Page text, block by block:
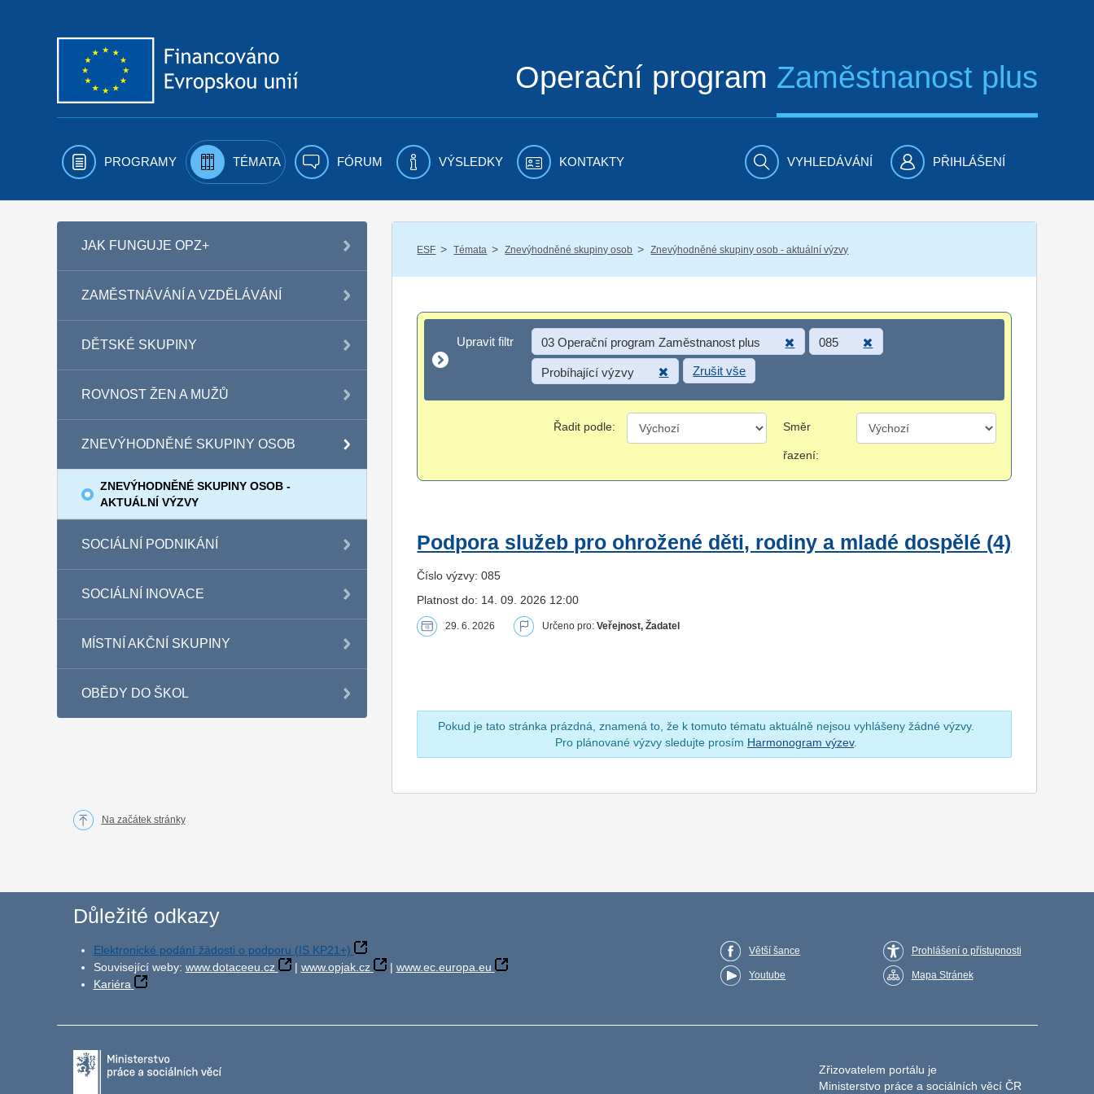
Operační program Zaměstnanost plus
PROGRAMY TÉMATA FÓRUM VÝSLEDKY KONTAKTY VYHLEDÁVÁNÍ PŘIHLÁŠENÍ
JAK FUNGUJE OPZ+
ZAMĚSTNÁVÁNÍ A VZDĚLÁVÁNÍ
DĚTSKÉ SKUPINY
ROVNOST ŽEN A MUŽŮ
ZNEVÝHODNĚNÉ SKUPINY OSOB
ZNEVÝHODNĚNÉ SKUPINY OSOB -
AKTUÁLNÍ VÝZVY
SOCIÁLNÍ PODNIKÁNÍ
SOCIÁLNÍ INOVACE
MÍSTNÍ AKČNÍ SKUPINY
OBĚDY DO ŠKOL
ESF / Témata / Znevýhodněné skupiny osob / Znevýhodněné skupiny osob - aktuální výzvy
Upravit filtr
Upravit filtr 03 Operační program Zaměstnanost plus 085
Probíhající výzvy Zrušit vše
Řadit podle: Směr
řazení:
Podpora služeb pro ohrožené děti, rodiny a mladé dospělé (4)
Číslo výzvy: 085
Platnost do: 14. 09. 2026 12:00
29. 6. 2026 Určeno pro:Veřejnost, Žadatel
Pokud je tato stránka prázdná, znamená to, že k tomuto tématu aktuálně nejsou vyhlášeny žádné výzvy.
Pro plánované výzvy sledujte prosím Harmonogram výzev.
Na začátek stránky
Důležité odkazy
Elektronické podání žádosti o podporu (IS KP21+)
Související weby: www.dotaceeu.cz | www.opjak.cz | www.ec.europa.eu
Kariéra
Větší šance
Youtube
Prohlášení o přístupnosti
Mapa Stránek
Zřizovatelem portálu je
Ministerstvo práce a sociálních věcí ČR